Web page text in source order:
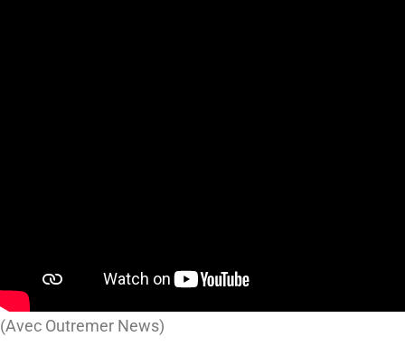
(Avec Outremer News)